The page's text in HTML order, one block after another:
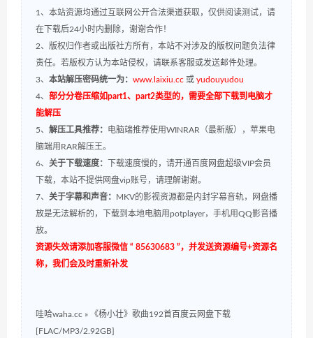
1、本站资源均通过互联网公开合法渠道获取，仅供阅读测试，请
在下载后24小时内删除，谢谢合作！
2、版权归作者或出版社方所有，本站不对涉及的版权问题负法律
责任。若版权方认为本站侵权，请联系客服或发送邮件处理。
3、 本站解压密码统一为： www.laixiu.cc 或 yudouyudou
4、 部分分卷压缩如part1、part2类型的，需要全部下载到电脑才
能解压
5、 解压工具推荐： 电脑端推荐使用WINRAR（最新版），苹果电
脑端用RAR解压王。
6、 关于下载速度：
下载速度慢的，请开通百度网盘超级VIP会员
下载，本站不提供网盘vip账号，请理解谢谢。
7、 关于字幕和声音： MKV的影视资源都是内封字幕音轨，网盘播
放是无法解析的，下载到本地电脑用potplayer，手机用QQ影音播
放。
资源失效请添加客服微信 “ 85630683 ”，并发送资源编号+资源名
称，我们会及时重新补发
哇哈waha.cc »
《杨小壮》歌曲192首百度云网盘下载
[FLAC/MP3/2.92GB]